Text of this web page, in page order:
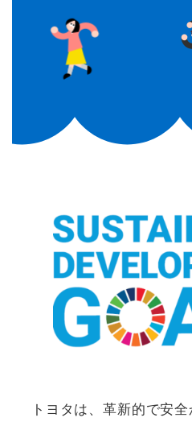
トヨタは、革新的で安